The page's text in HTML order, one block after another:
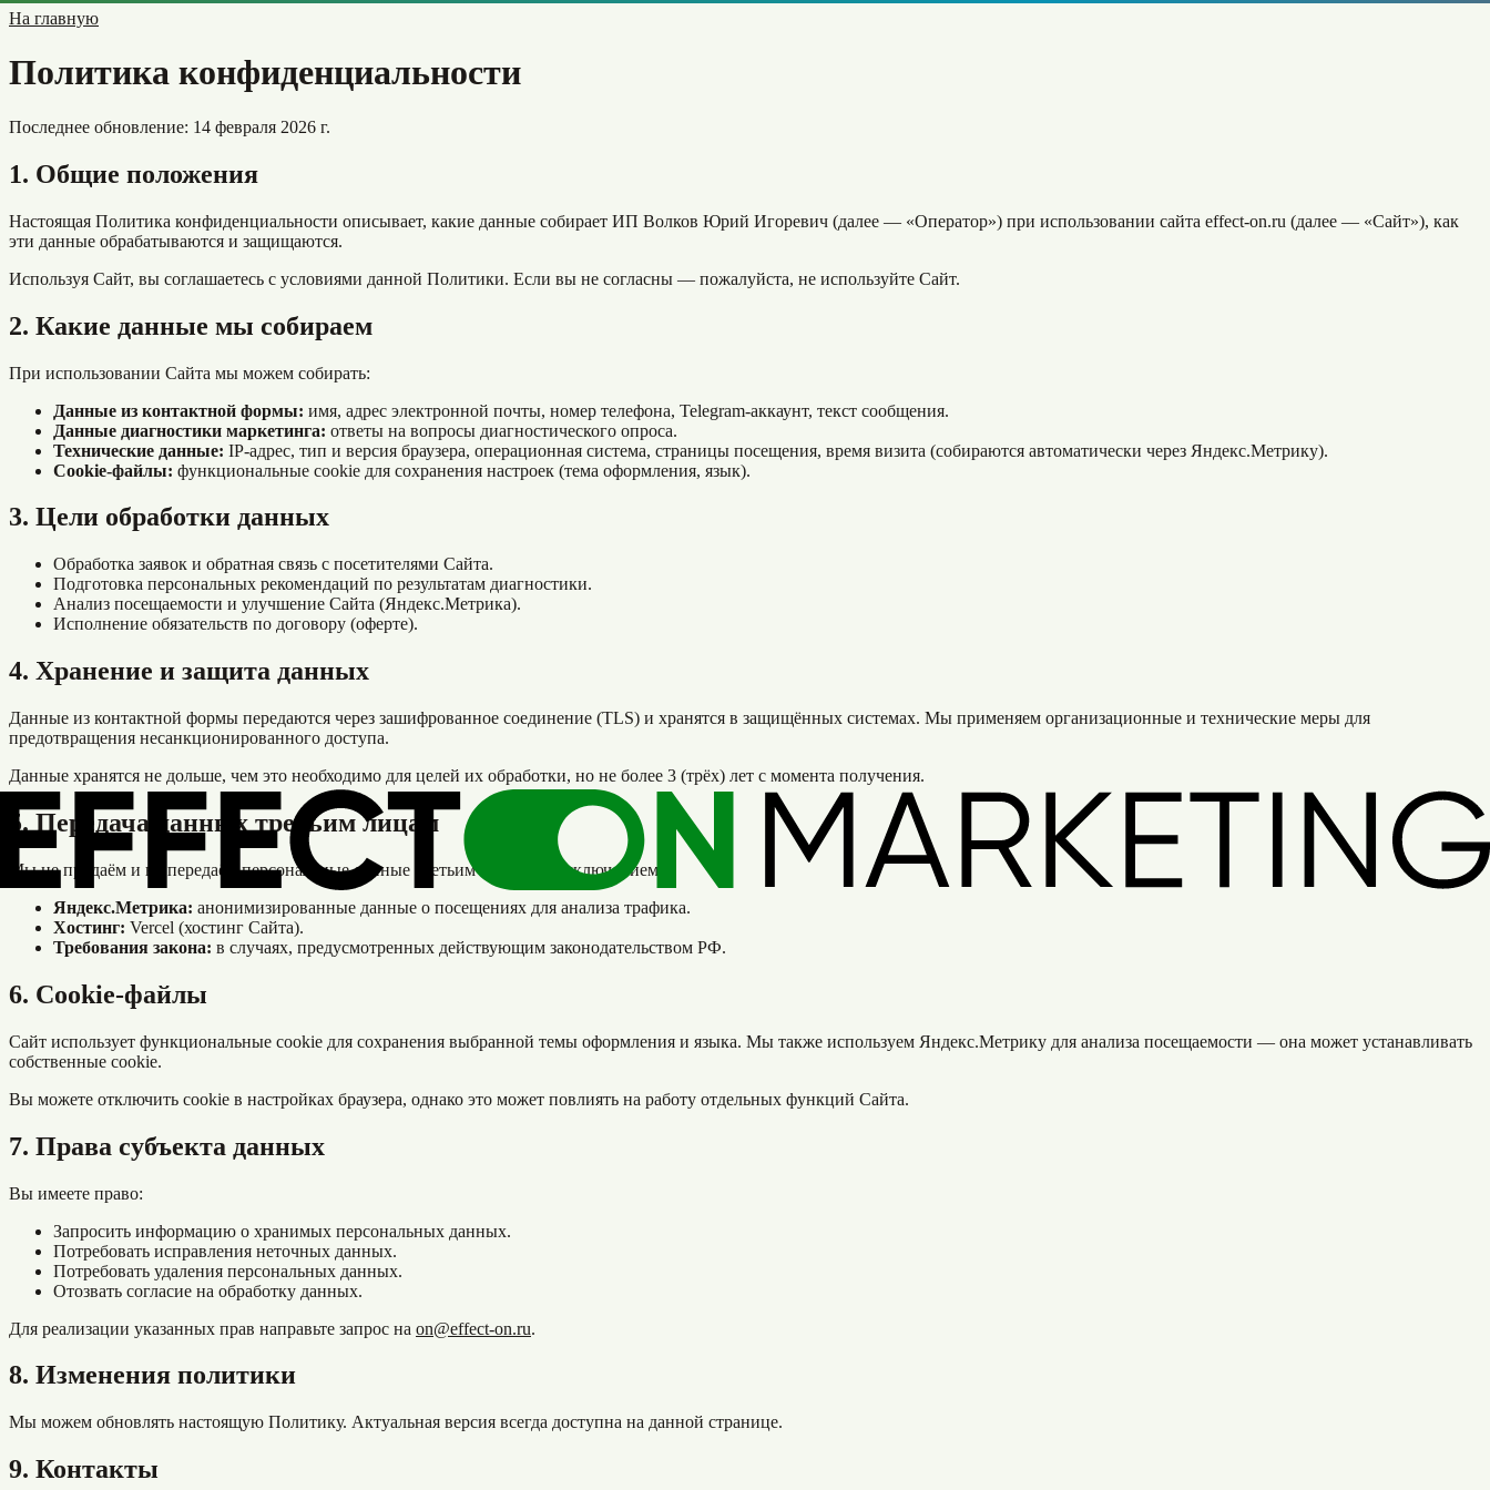
На главную
Политика конфиденциальности
Последнее обновление: 14 февраля 2026 г.
1. Общие положения
Настоящая Политика конфиденциальности описывает, какие данные собирает ИП Волков Юрий Игоревич (далее — «Оператор») при использовании сайта effect-on.ru (далее — «Сайт»), как
эти данные обрабатываются и защищаются.
Используя Сайт, вы соглашаетесь с условиями данной Политики. Если вы не согласны — пожалуйста, не используйте Сайт.
2. Какие данные мы собираем
При использовании Сайта мы можем собирать:
Данные из контактной формы: имя, адрес электронной почты, номер телефона, Telegram-аккаунт, текст сообщения.
Данные диагностики маркетинга: ответы на вопросы диагностического опроса.
Технические данные: IP-адрес, тип и версия браузера, операционная система, страницы посещения, время визита (собираются автоматически через Яндекс.Метрику).
Cookie-файлы: функциональные cookie для сохранения настроек (тема оформления, язык).
3. Цели обработки данных
Обработка заявок и обратная связь с посетителями Сайта.
Подготовка персональных рекомендаций по результатам диагностики.
Анализ посещаемости и улучшение Сайта (Яндекс.Метрика).
Исполнение обязательств по договору (оферте).
4. Хранение и защита данных
Данные из контактной формы передаются через зашифрованное соединение (TLS) и хранятся в защищённых системах. Мы применяем организационные и технические меры для
предотвращения несанкционированного доступа.
Данные хранятся не дольше, чем это необходимо для целей их обработки, но не более 3 (трёх) лет с момента получения.
5. Передача данных третьим лицам
Мы не продаём и не передаём персональные данные третьим лицам, за исключением:
Яндекс.Метрика: анонимизированные данные о посещениях для анализа трафика.
Хостинг: Vercel (хостинг Сайта).
Требования закона: в случаях, предусмотренных действующим законодательством РФ.
6. Cookie-файлы
Сайт использует функциональные cookie для сохранения выбранной темы оформления и языка. Мы также используем Яндекс.Метрику для анализа посещаемости — она может устанавливать
собственные cookie.
Вы можете отключить cookie в настройках браузера, однако это может повлиять на работу отдельных функций Сайта.
7. Права субъекта данных
Вы имеете право:
Запросить информацию о хранимых персональных данных.
Потребовать исправления неточных данных.
Потребовать удаления персональных данных.
Отозвать согласие на обработку данных.
Для реализации указанных прав направьте запрос на on@effect-on.ru.
8. Изменения политики
Мы можем обновлять настоящую Политику. Актуальная версия всегда доступна на данной странице.
9. Контакты